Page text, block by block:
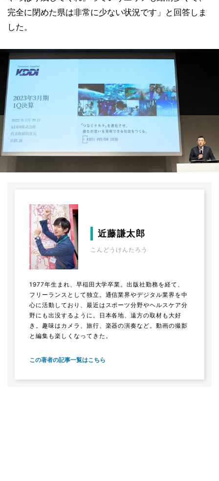
完全に閉めた県は非常に少ない状況です」と回答しま
した。
近藤謙太郎
こんどうけんたろう
1977年生まれ、早稲田大学卒業。出版社勤務を経て、
フリーランスとして独立。通信業界やデジタル業界を中
心に活動しており、最近はスポーツ分野やヘルスケア分
野にも出没するように。日本各地、遠方の取材も大好
き。趣味はカメラ、旅行、楽器の演奏など。動画の撮影
と編集も楽しくなってきた。
この著者の記事一覧はこちら